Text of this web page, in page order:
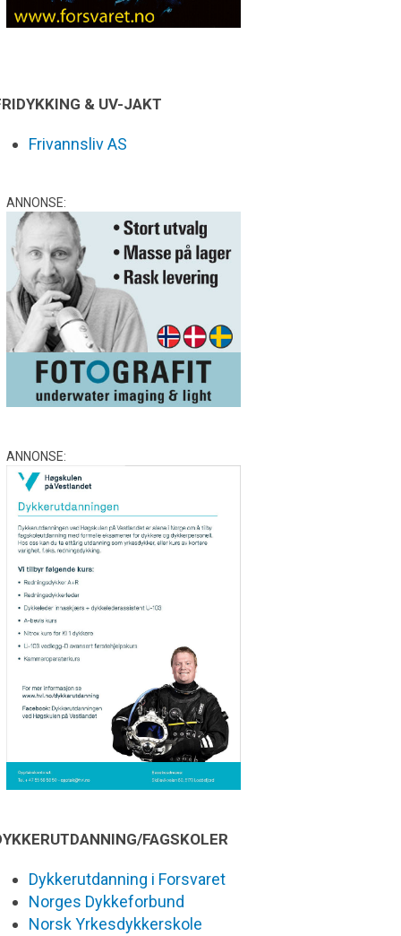
& UV-JAKT
Frivannsliv AS
ANNONSE:
ANNONSE:
FAGSKOLER
Dykkerutdanning i Forsvaret
Norges Dykkeforbund
Norsk Yrkesdykkerskole